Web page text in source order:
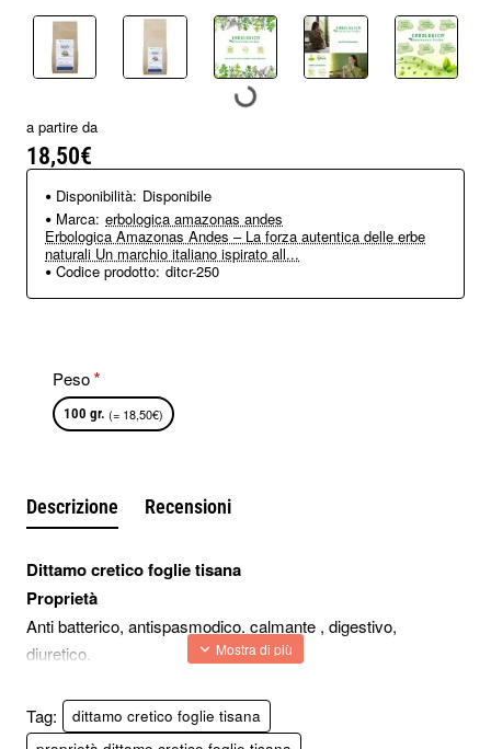
a partire da
18,50€
Disponibilità: Disponibile
Marca: erbologica amazonas andes
Erbologica Amazonas Andes – La forza autentica delle erbe
naturali Un marchio italiano ispirato all...
Codice prodotto: ditcr-250
Peso
100 gr. (= 18,50€)
Descrizione Recensioni
Dittamo cretico foglie tisana
Proprietà
Anti batterico, antispasmodico, calmante , digestivo,
diuretico.
Un cucchiaino da caffè in 200 ml di acqua bollente, lasciare
riposare per 5 minuti, bere 2 tazze al giorno.
Tag:
dittamo cretico foglie tisana